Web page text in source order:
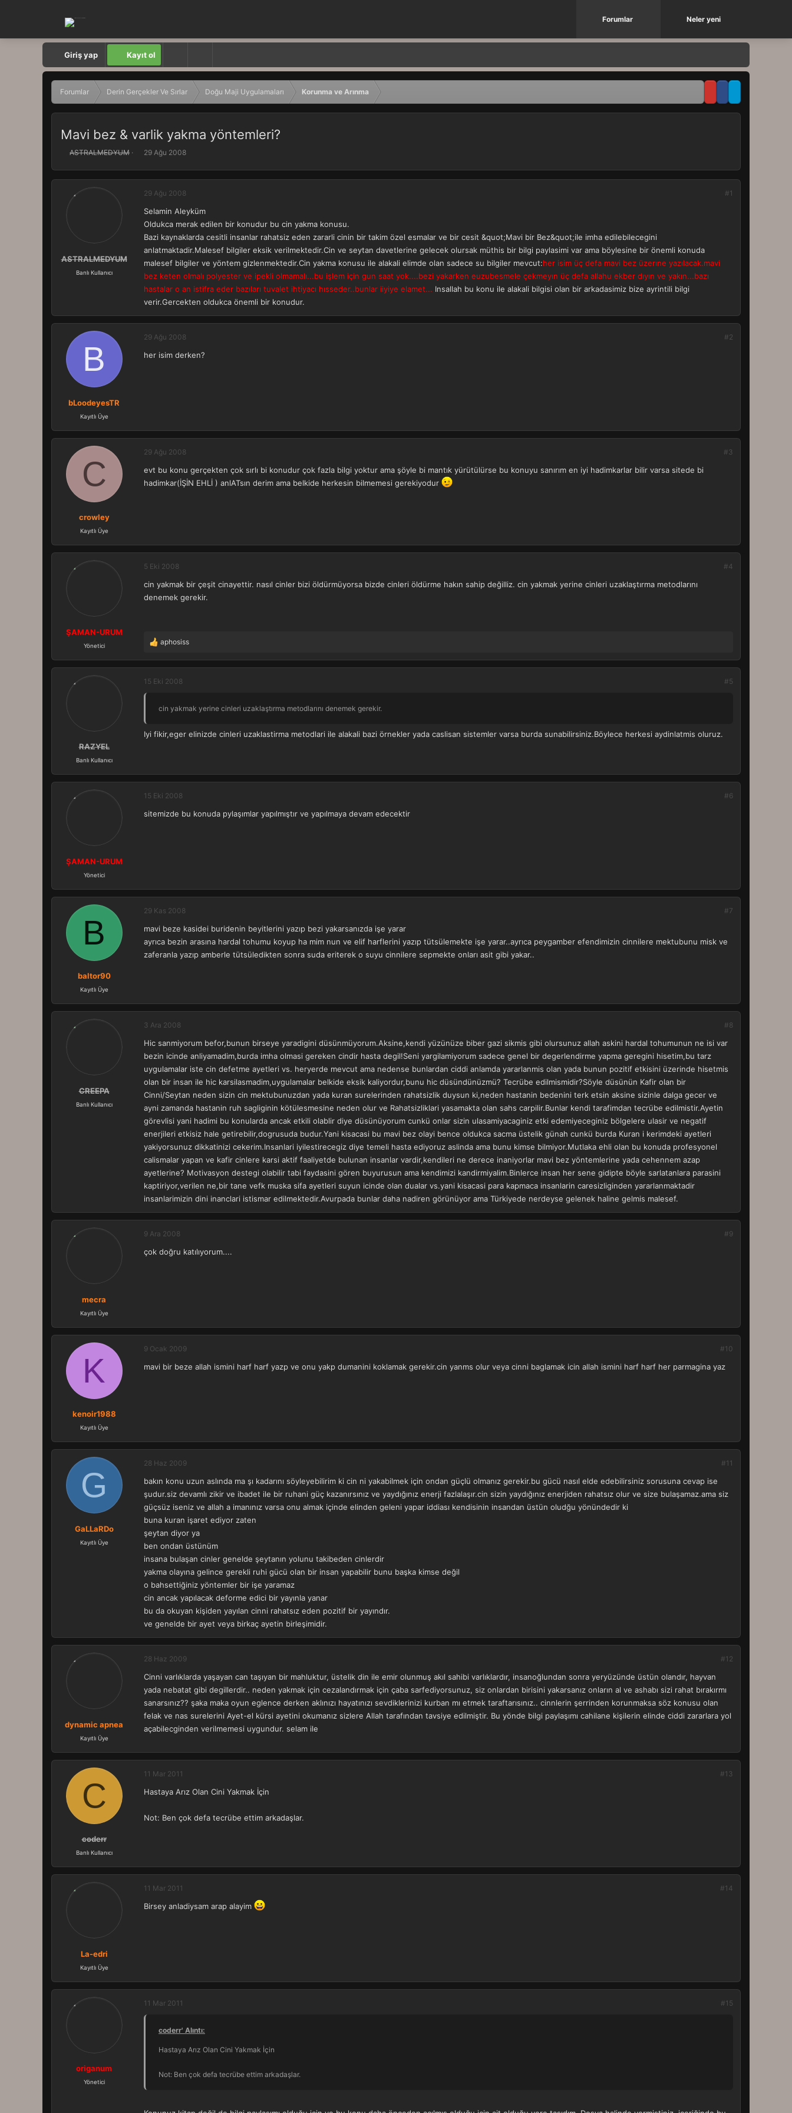
Forumlar Neler yeni
Giriş yap Kayıt ol
Forumlar Derin Gerçekler Ve Sırlar Doğu Maji Uygulamaları Korunma ve Arınma
Mavi bez & varlik yakma yöntemleri?
K
n
y
b
l
ASTRALMEDYUM
B
ş
a
g
ı
ç
t
r
i
h
i
29 Ağu 2008
ASTRALMEDYUM
Banlı Kullanıcı
29 Ağu 2008 #1
Selamin Aleyküm
Oldukca merak edilen bir konudur bu cin yakma konusu.
Bazi kaynaklarda cesitli insanlar rahatsiz eden zararli cinin bir takim özel esmalar ve bir cesit &quot;Mavi bir Bez&quot;ile imha edilebilecegini
anlatmaktadir.Malesef bilgiler eksik verilmektedir.Cin ve seytan davetlerine gelecek olursak müthis bir bilgi paylasimi var ama böylesine bir önemli konuda
malesef bilgiler ve yöntem gizlenmektedir.Cin yakma konusu ile alakali elimde olan sadece su bilgiler mevcut:her isim üç defa mavi bez üzerıne yazılacak.mavi
bez keten olmalı polyester ve ipekli olmamalı...bu işlem için gun saat yok....bezi yakarken euzubesmele çekmeyın üç defa allahu ekber dıyın ve yakın...bazı
hastalar o an istifra eder bazıları tuvalet ihtiyacı hısseder..bunlar iiyiye elamet... Insallah bu konu ile alakali bilgisi olan bir arkadasimiz bize ayrintili bilgi
verir.Gercekten oldukca önemli bir konudur.
B
bLoodeyesTR
Kayıtlı Üye
29 Ağu 2008 #2
her isim derken?
C
crowley
Kayıtlı Üye
29 Ağu 2008 #3
evt bu konu gerçekten çok sırlı bi konudur çok fazla bilgi yoktur ama şöyle bi mantık yürütülürse bu konuyu sanırım en iyi hadimkarlar bilir varsa sitede bi
hadimkar(İŞİN EHLİ ) anlATsın derim ama belkide herkesin bilmemesi gerekiyodur
ŞAMAN-URUM
Yönetici
5 Eki 2008 #4
cin yakmak bir çeşit cinayettir. nasıl cinler bizi öldürmüyorsa bizde cinleri öldürme hakın sahip değilliz. cin yakmak yerine cinleri uzaklaştırma metodlarını
denemek gerekir.
T
p
k
:
aphosiss
RAZYEL
Banlı Kullanıcı
15 Eki 2008 #5
cin yakmak yerine cinleri uzaklaştırma metodlarını denemek gerekir.
Iyi fikir,eger elinizde cinleri uzaklastirma metodlari ile alakali bazi örnekler yada caslisan sistemler varsa burda sunabilirsiniz.Böylece herkesi aydinlatmis oluruz.
ŞAMAN-URUM
Yönetici
15 Eki 2008 #6
sitemizde bu konuda pylaşımlar yapılmıştır ve yapılmaya devam edecektir
B
baltor90
Kayıtlı Üye
29 Kas 2008 #7
mavi beze kasidei buridenin beyitlerini yazıp bezi yakarsanızda işe yarar
ayrıca bezin arasına hardal tohumu koyup ha mim nun ve elif harflerini yazıp tütsülemekte işe yarar..ayrıca peygamber efendimizin cinnilere mektubunu misk ve
zaferanla yazıp amberle tütsüledikten sonra suda eriterek o suyu cinnilere sepmekte onları asit gibi yakar..
CREEPA
Banlı Kullanıcı
3 Ara 2008 #8
Hic sanmiyorum befor,bunun birseye yaradigini düsünmüyorum.Aksine,kendi yüzünüze biber gazi sikmis gibi olursunuz allah askini hardal tohumunun ne isi var
bezin icinde anliyamadim,burda imha olmasi gereken cindir hasta degil!Seni yargilamiyorum sadece genel bir degerlendirme yapma geregini hisetim,bu tarz
uygulamalar iste cin defetme ayetleri vs. heryerde mevcut ama nedense bunlardan ciddi anlamda yararlanmis olan yada bunun pozitif etkisini üzerinde hisetmis
olan bir insan ile hic karsilasmadim,uygulamalar belkide eksik kaliyordur,bunu hic düsündünüzmü? Tecrübe edilmismidir?Söyle düsünün Kafir olan bir
Cinni/Seytan neden sizin cin mektubunuzdan yada kuran surelerinden rahatsizlik duysun ki,neden hastanin bedenini terk etsin aksine sizinle dalga gecer ve
ayni zamanda hastanin ruh sagliginin kötülesmesine neden olur ve Rahatsizliklari yasamakta olan sahs carpilir.Bunlar kendi tarafimdan tecrübe edilmistir.Ayetin
görevlisi yani hadimi bu konularda ancak etkili olablir diye düsünüyorum cunkü onlar sizin ulasamiyacaginiz etki edemiyeceginiz bölgelere ulasir ve negatif
enerjileri etkisiz hale getirebilir,dogrusuda budur.Yani kisacasi bu mavi bez olayi bence oldukca sacma üstelik günah cunkü burda Kuran i kerimdeki ayetleri
yakiyorsunuz dikkatinizi cekerim.Insanlari iyilestirecegiz diye temeli hasta ediyoruz aslinda ama bunu kimse bilmiyor.Mutlaka ehli olan bu konuda profesyonel
calismalar yapan ve kafir cinlere karsi aktif faaliyetde bulunan insanlar vardir,kendileri ne derece inaniyorlar mavi bez yöntemlerine yada cehennem azap
ayetlerine? Motivasyon destegi olabilir tabi faydasini gören buyurusun ama kendimizi kandirmiyalim.Binlerce insan her sene gidipte böyle sarlatanlara parasini
kaptiriyor,verilen ne,bir tane vefk muska sifa ayetleri suyun icinde olan dualar vs.yani kisacasi para kapmaca insanlarin caresizliginden yararlanmaktadir
insanlarimizin dini inanclari istismar edilmektedir.Avurpada bunlar daha nadiren görünüyor ama Türkiyede nerdeyse gelenek haline gelmis malesef.
mecra
Kayıtlı Üye
9 Ara 2008 #9
çok doğru katılıyorum....
K
kenoir1988
Kayıtlı Üye
9 Ocak 2009 #10
mavi bir beze allah ismini harf harf yazp ve onu yakp dumanini koklamak gerekir.cin yanms olur veya cinni baglamak icin allah ismini harf harf her parmagina yaz
G
GaLLaRDo
Kayıtlı Üye
28 Haz 2009 #11
bakın konu uzun aslında ma şı kadarını söyleyebilirim ki cin ni yakabilmek için ondan güçlü olmanız gerekir.bu gücü nasıl elde edebilirsiniz sorusuna cevap ise
şudur.siz devamlı zikir ve ibadet ile bir ruhani güç kazanırsınız ve yaydığınız enerji fazlalaşır.cin sizin yaydığınız enerjiden rahatsız olur ve size bulaşamaz.ama siz
güçsüz iseniz ve allah a imanınız varsa onu almak içinde elinden geleni yapar iddiası kendisinin insandan üstün oludğu yönündedir ki
buna kuran işaret ediyor zaten
şeytan diyor ya
ben ondan üstünüm
insana bulaşan cinler genelde şeytanın yolunu takibeden cinlerdir
yakma olayına gelince gerekli ruhi gücü olan bir insan yapabilir bunu başka kimse değil
o bahsettiğiniz yöntemler bir işe yaramaz
cin ancak yapılacak deforme edici bir yayınla yanar
bu da okuyan kişiden yayılan cinni rahatsız eden pozitif bir yayındır.
ve genelde bir ayet veya birkaç ayetin birleşimidir.
dynamic apnea
Kayıtlı Üye
28 Haz 2009 #12
Cinni varlıklarda yaşayan can taşıyan bir mahluktur, üstelik din ile emir olunmuş akıl sahibi varlıklardır, insanoğlundan sonra yeryüzünde üstün olandır, hayvan
yada nebatat gibi degillerdir.. neden yakmak için cezalandırmak için çaba sarfediyorsunuz, siz onlardan birisini yakarsanız onların al ve ashabı sizi rahat bırakırmı
sanarsınız?? şaka maka oyun eglence derken aklınızı hayatınızı sevdiklerinizi kurban mı etmek taraftarısınız.. cinnlerin şerrinden korunmaksa söz konusu olan
felak ve nas surelerini Ayet-el kürsi ayetini okumanız sizlere Allah tarafından tavsiye edilmiştir. Bu yönde bilgi paylaşımı cahilane kişilerin elinde ciddi zararlara yol
açabilecginden verilmemesi uygundur. selam ile
C
coderr
Banlı Kullanıcı
11 Mar 2011 #13
Hastaya Arız Olan Cini Yakmak İçin
Not: Ben çok defa tecrübe ettim arkadaşlar.
La-edri
Kayıtlı Üye
11 Mar 2011 #14
Birsey anladiysam arap alayim
origanum
Yönetici
11 Mar 2011 #15
coderr' Alıntı:
Hastaya Arız Olan Cini Yakmak İçin
Not: Ben çok defa tecrübe ettim arkadaşlar.